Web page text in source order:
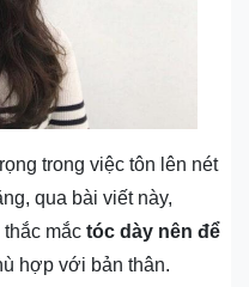
trong việc tôn lên nét
qua bài viết này,
mắc tóc dày nên để
hợp với bản thân.